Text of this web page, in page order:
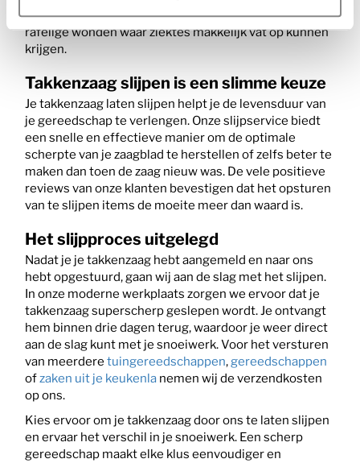
daarnaast je bomen en struiken gezond, zonder
rafelige wonden waar ziektes makkelijk vat op kunnen
krijgen.
Takkenzaag slijpen is een slimme keuze
Je takkenzaag laten slijpen helpt je de levensduur van
je gereedschap te verlengen. Onze slijpservice biedt
een snelle en effectieve manier om de optimale
scherpte van je zaagblad te herstellen of zelfs beter te
maken dan toen de zaag nieuw was. De vele positieve
reviews van onze klanten bevestigen dat het opsturen
van te slijpen items de moeite meer dan waard is.
Het slijpproces uitgelegd
Nadat je je takkenzaag hebt aangemeld en naar ons
hebt opgestuurd, gaan wij aan de slag met het slijpen.
In onze moderne werkplaats zorgen we ervoor dat je
takkenzaag superscherp geslepen wordt. Je ontvangt
hem binnen drie dagen terug, waardoor je weer direct
aan de slag kunt met je snoeiwerk. Voor het versturen
van meerdere tuingereedschappen,gereedschappen
ofzaken uit je keukenla nemen wij de verzendkosten
op ons.
Kies ervoor om je takkenzaag door ons te laten slijpen
en ervaar het verschil in je snoeiwerk. Een scherp
gereedschap maakt elke klus eenvoudiger en